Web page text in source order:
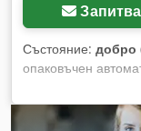
Състояние: добро
опаковъчен
Машината е
състояние и
индустриално